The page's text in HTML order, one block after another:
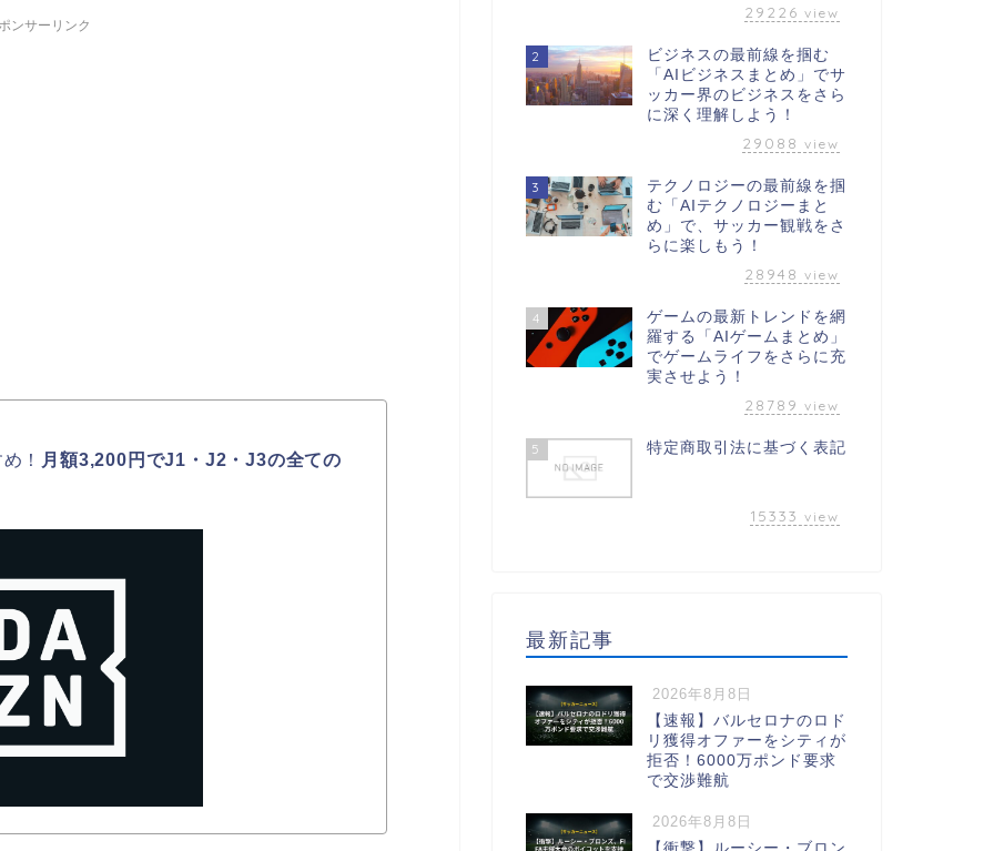
ンサーリンク
！ 月額3,200円でJ1・J2・J3の全ての
29226 view
2
ビジネスの最前線を掴む
「AIビジネスまとめ」でサ
ッカー界のビジネスをさら
に深く理解しよう！
29088 view
3
テクノロジーの最前線を掴
む「AIテクノロジーまと
め」で、サッカー観戦をさ
らに楽しもう！
28948 view
4
ゲームの最新トレンドを網
羅する「AIゲームまとめ」
でゲームライフをさらに充
実させよう！
28789 view
5 特定商取引法に基づく表記
15333 view
最新記事
2026年8月8日
【速報】バルセロナのロド
リ獲得オファーをシティが
拒否！6000万ポンド要求
で交渉難航
2026年8月8日